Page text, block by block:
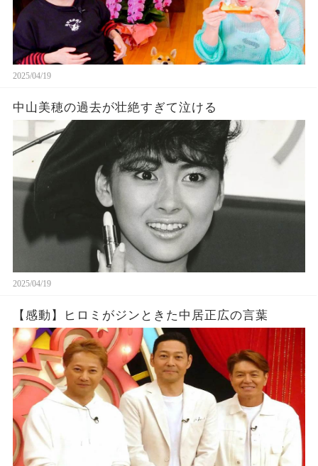
2025/04/19
中山美穂の過去が壮絶すぎて泣ける
2025/04/19
【感動】ヒロミがジンときた中居正広の言葉